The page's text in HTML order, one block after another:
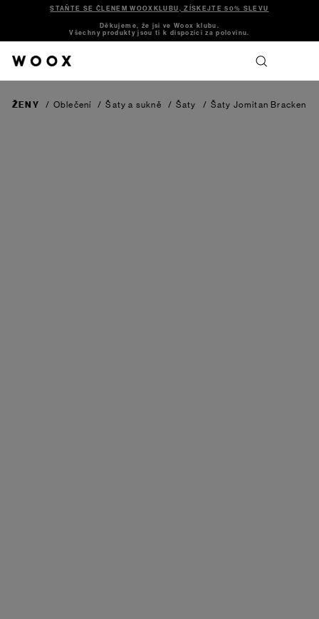
STAŇTE SE ČLENEM WOOXKLUBU, ZÍSKEJTE 50% SLEVU
Děkujeme, že jsi ve Woox klubu.
Všechny produkty jsou ti k dispozici za polovinu.
ŽENY / Oblečení / Šaty a sukně / Šaty / Šaty Jomitan Bracken